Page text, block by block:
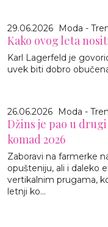
29.06.2026 Moda -
Kako ovog leta
Karl Lagerfeld je
uvek biti dobro
26.06.2026 Moda -
Džins je pao u
komad 2026
Zaboravi na farmerke
opušteniju, ali i daleko
vertikalnim prugama,
letnji ko...